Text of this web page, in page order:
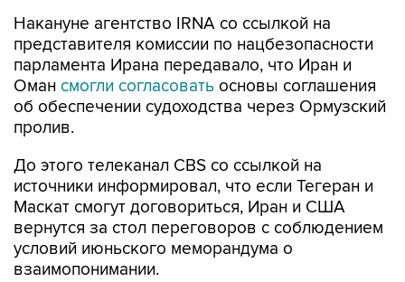
Накануне агентство IRNA со ссылкой на
представителя комиссии по нацбезопасности
парламента Ирана передавало, что Иран и
Оман смогли согласовать основы соглашения
об обеспечении судоходства через Ормузский
пролив.
До этого телеканал CBS со ссылкой на
источники информировал, что если Тегеран и
Маскат смогут договориться, Иран и США
вернутся за стол переговоров с соблюдением
условий июньского меморандума о
взаимопонимании.